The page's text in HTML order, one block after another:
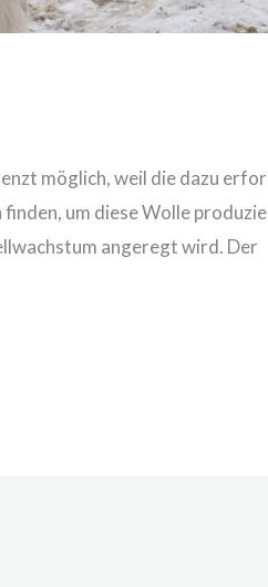
möglich, weil die dazu
um diese Wolle
angeregt wird. Der